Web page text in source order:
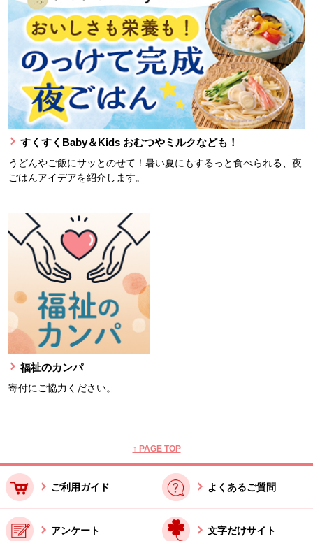
すくすくBaby＆Kids おむつやミルクなども！
うどんやご飯にサッとのせて！暑い夏にもするっと食べられる、夜
ごはんアイデアを紹介します。
福祉のカンパ
寄付にご協力ください。
↑ PAGE TOP
ご利用ガイド よくあるご質問
アンケート 文字だけサイト